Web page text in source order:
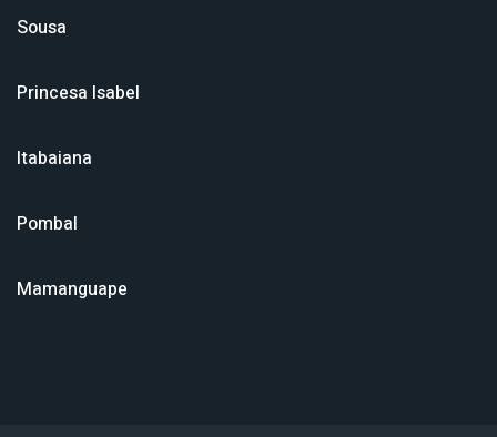
Sousa
Princesa Isabel
Itabaiana
Pombal
Mamanguape